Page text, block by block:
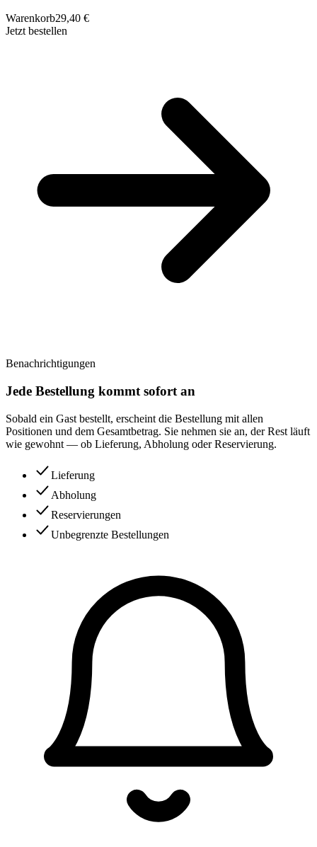
Warenkorb29,40 €
Jetzt bestellen
Benachrichtigungen
Jede Bestellung kommt sofort an
Sobald ein Gast bestellt, erscheint die Bestellung mit allen
Positionen und dem Gesamtbetrag. Sie nehmen sie an, der Rest läuft
wie gewohnt — ob Lieferung, Abholung oder Reservierung.
Lieferung
Abholung
Reservierungen
Unbegrenzte Bestellungen